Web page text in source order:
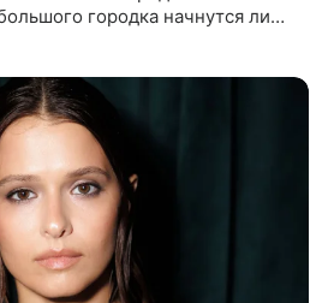
городка начнутся лишь